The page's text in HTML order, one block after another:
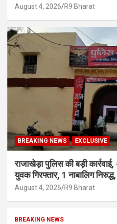
August 4, 2026 R9 Bharat
BREAKING NEWS EXCLUSIVE
राजाखेड़ा पुलिस की बड़ी
युवक गिरफ्तार, 1 नाबालिग
August 4, 2026 R9 Bharat
BREAKING NEWS